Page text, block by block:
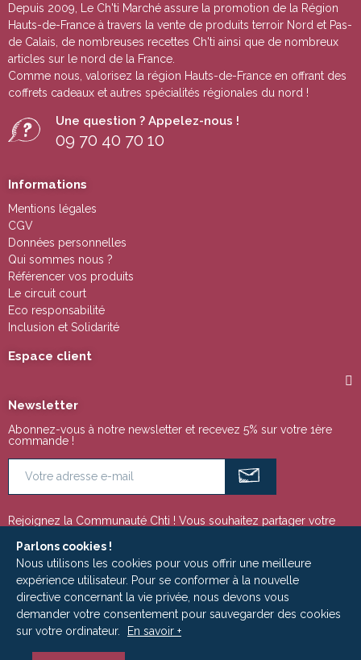
Parlons cookies !
Nous utilisons les cookies pour vous offrir une meilleure
expérience utilisateur. Pour se conformer à la nouvelle
directive concernant la vie privée, nous devons vous
demander votre consentement pour sauvegarder des cookies
sur votre ordinateur.
En savoir +
Depuis 2009, Le Ch'ti Marché assure la promotion de la Région
Hauts-de-France à travers la vente de produits terroir Nord et Pas-
de Calais , de nombreuses recettes Ch'ti ainsi que de nombreux
articles sur le nord de la France.
Comme nous, valorisez la région Hauts-de-France en offrant des
coffrets cadeaux et autres spécialités régionales du nord !
Une question ? Appelez-nous !
09 70 40 70 10
Informations
Mentions légales
CGV
Données personnelles
Qui sommes nous ?
Référencer vos produits
Le circuit court
Eco responsabilité
Inclusion et Solidarité
Espace client
Newsletter
Abonnez-vous à notre newsletter et recevez 5% sur votre 1ère
commande !
Rejoignez la Communauté Chti ! Vous souhaitez partager votre
suivre notre actualité ? Ces espaces sont faits pour vous !
Copyright © 2009 - 2025 | Le Ch'ti Marché est un site édité par la Société
ADLC MEDIA - RCS Roubaix-Tourcoing 533 949 798